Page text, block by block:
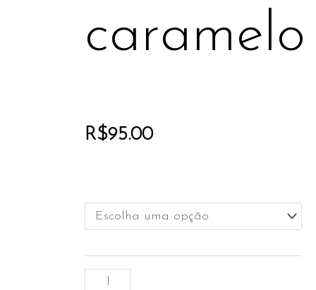
caramelo
R$95.00
LINA
caramelo